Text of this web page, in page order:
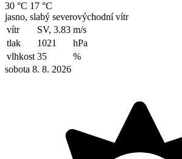
30 °C 17 °C
jasno, slabý severovýchodní vítr
vítr
SV, 3.83 m/s
tlak
1021
hPa
vlhkost 35
%
sobota 8. 8. 2026